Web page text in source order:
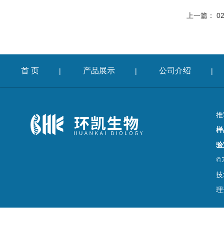
上一篇：
首 页 | 产品展示 | 公司介绍 |